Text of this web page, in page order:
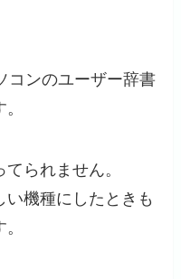
コンのユーザー辞書
られません。
機種にしたときも